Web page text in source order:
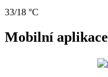
33/18 °C
Mobilní aplikace